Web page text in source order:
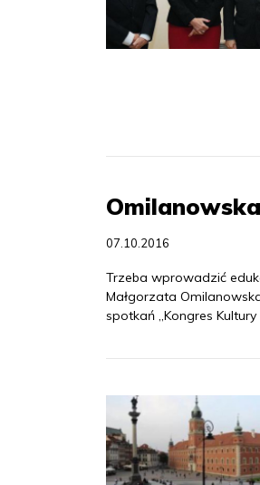
07.10.2016
Trzeba wprowadzić
Małgorzata
spotkań „Kongres Kultury